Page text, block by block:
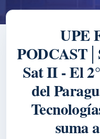
UPE
Sat II - El
del
suma